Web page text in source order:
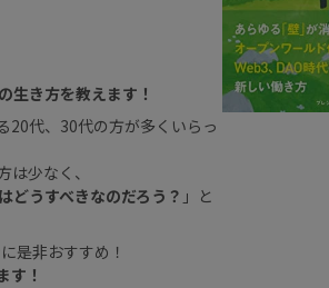
生き方を教えます！
20代、30代の方が多くいらっ
少なく、
どうすべきなのだろう？ 」と
是非おすすめ！
す！